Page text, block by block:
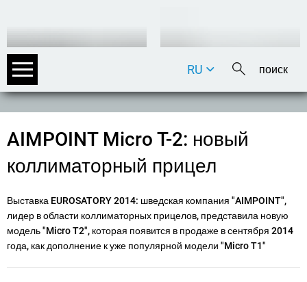
DE
IT
RU
AIMPOINT Micro T-2: новый
коллиматорный прицел
Выставка EUROSATORY 2014: шведская компания "AIMPOINT",
лидер в области коллиматорных прицелов, представила новую
модель "Micro T2", которая появится в продаже в сентября 2014
года, как дополнение к уже популярной модели "Micro T1"